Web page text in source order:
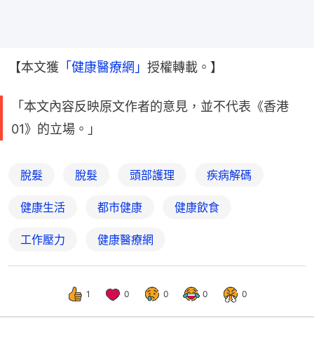
【本文獲 「健康醫療網」 授權轉載。】
「本文內容反映原文作者的意見，並不代表《香港
01》的立場。」
脫髮 脫髮 頭部護理 疾病解碼
健康生活 都市健康 健康飲食
工作壓力 健康醫療網
1 0 0 0 0